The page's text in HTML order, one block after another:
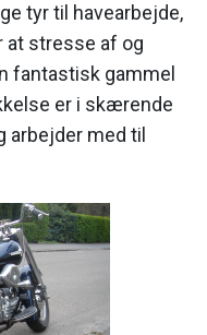
tyr til havearbejde,
at stresse af og
fantastisk gammel
er i skærende
arbejder med til